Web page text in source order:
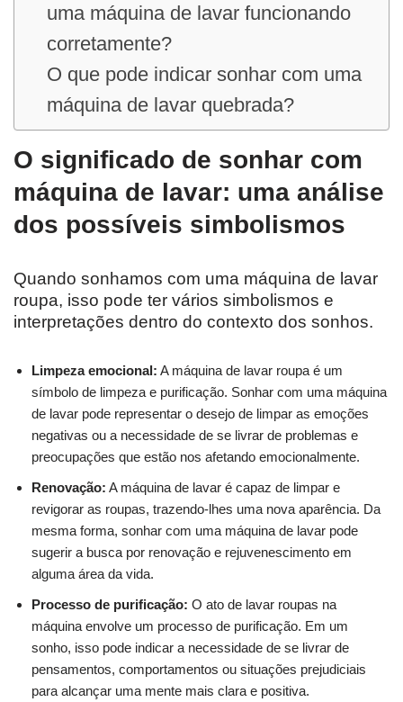
uma máquina de lavar funcionando
corretamente?
O que pode indicar sonhar com uma
máquina de lavar quebrada?
O significado de sonhar com
máquina de lavar: uma análise
dos possíveis simbolismos
Quando sonhamos com uma máquina de lavar
roupa, isso pode ter vários simbolismos e
interpretações dentro do contexto dos sonhos.
Limpeza emocional: A máquina de lavar roupa é um
símbolo de limpeza e purificação. Sonhar com uma máquina
de lavar pode representar o desejo de limpar as emoções
negativas ou a necessidade de se livrar de problemas e
preocupações que estão nos afetando emocionalmente.
Renovação: A máquina de lavar é capaz de limpar e
revigorar as roupas, trazendo-lhes uma nova aparência. Da
mesma forma, sonhar com uma máquina de lavar pode
sugerir a busca por renovação e rejuvenescimento em
alguma área da vida.
Processo de purificação: O ato de lavar roupas na
máquina envolve um processo de purificação. Em um
sonho, isso pode indicar a necessidade de se livrar de
pensamentos, comportamentos ou situações prejudiciais
para alcançar uma mente mais clara e positiva.